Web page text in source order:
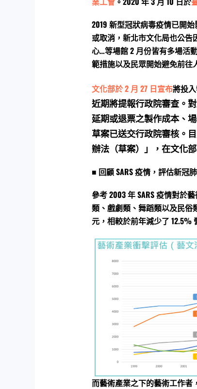
2019 新型冠狀病毒疫情已開
或取消，新北市文化局也公
心…等場館 2 月份皆有多場活
範措施以及民眾開始避免前往
文化部於 2 月 27 日宣布將投
近期將提報行政院審查。
延期或退票之製作成本、
草案已送交行政院審核。
辦法（草案）」，在文化
■ 回顧 SARS 疫情，評估新冠
參考 2003 年 SARS 疫情對於
類、戲劇類、舞蹈類以及民俗
元，相較於前年減少了 12.5%
而藝術產業之下的藝術工作者